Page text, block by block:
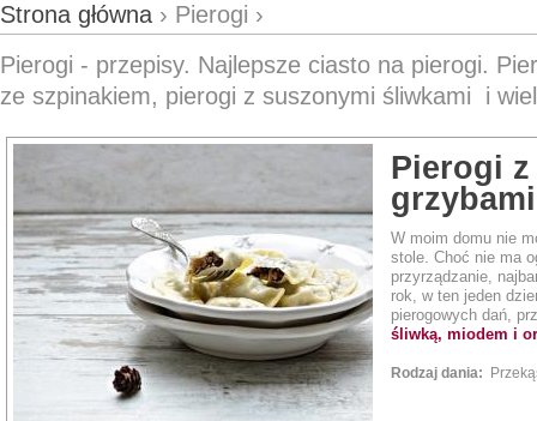
Strona główna › Pierogi ›
Pierogi - przepisy. Najlepsze ciasto na pierogi.
ze szpinakiem, pierogi z suszonymi śliwkami i
Pierogi
grzybami
W moim domu nie
stole. Choć nie ma
przyrządzanie,
rok, w ten jeden
pierogowych dań,
śliwką, miodem i
Rodzaj dania: